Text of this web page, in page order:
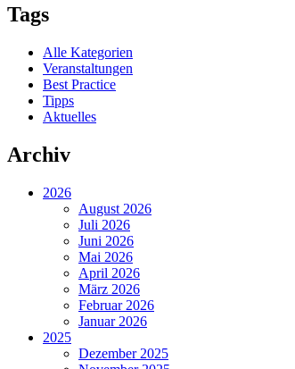
Tags
Alle Kategorien
Veranstaltungen
Best Practice
Tipps
Aktuelles
Archiv
2026
August 2026
Juli 2026
Juni 2026
Mai 2026
April 2026
März 2026
Februar 2026
Januar 2026
2025
Dezember 2025